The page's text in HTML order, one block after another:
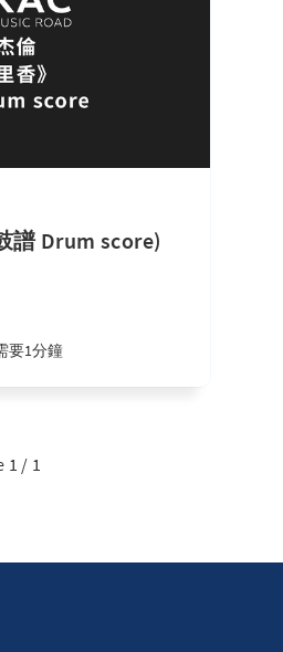
譜 Drum score)
要1分鐘
1 / 1